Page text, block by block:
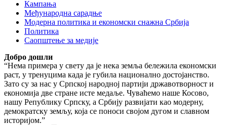
Кампања
Међународна сарадње
Модерна политика и економски снажна Србија
Политика
Саопштење за медије
Добро дошли
“Нема примера у свету да је нека земља бележила економски
раст, у тренуцима када је губила национално достојанство.
Зато су за нас у Српској народној партији државотворност и
економија две стране исте медаље. Чуваћемо наше Косово,
нашу Републику Српску, а Србију развијати као модерну,
демократску земљу, која се поноси својом дугом и славном
историјом.”